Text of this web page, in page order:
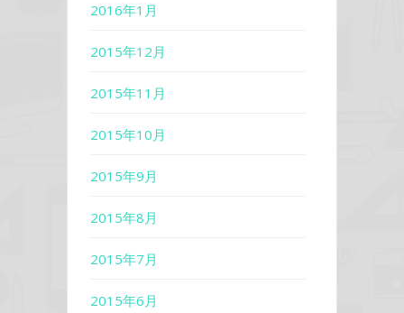
2016年1月
2015年12月
2015年11月
2015年10月
2015年9月
2015年8月
2015年7月
2015年6月